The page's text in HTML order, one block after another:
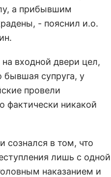
а прибывшим
- пояснил и.о.
входной двери цел,
бывшая супруга, у
провели
фактически никакой
сознался в том, что
лишь с одной
наказанием и